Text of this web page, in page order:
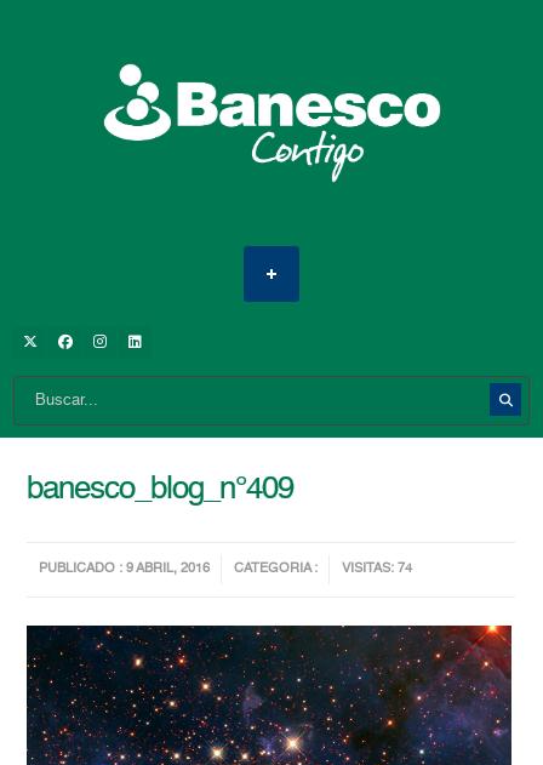
banesco_blog_n°409
PUBLICADO : 9 ABRIL, 2016 CATEGORIA : VISITAS: 74